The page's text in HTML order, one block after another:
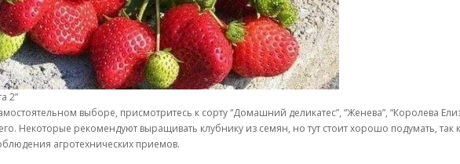
2”
выборе, присмотритесь к сорту “Домашний деликатес”, “Женева”, “Королева
Некоторые рекомендуют выращивать клубнику из семян, но тут стоит хорошо подумать, так
агротехнических приемов.